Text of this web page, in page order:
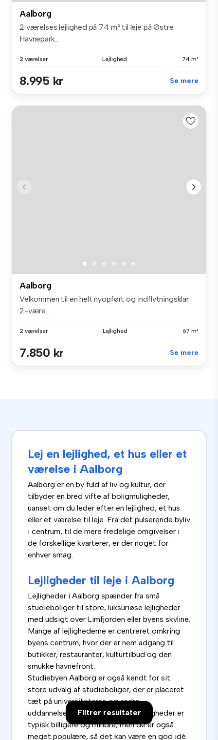
Filtrer resultater
Aalborg
2 værelses lejlighed på 74 m² til leje på Østre
Havnepark...
2 værelser Lejlighed 74 m²
8.995 kr Se mere
Aalborg
Velkommen til en helt nyopført og indflytningsklar
2-være...
2 værelser Lejlighed 67 m²
7.850 kr Se mere
Lej en lejlighed, et hus eller et
værelse i Aalborg
Aalborg er en by fuld af liv og kultur, der
tilbyder en bred vifte af boligmuligheder,
uanset om du leder efter en lejlighed, et hus
eller et værelse til leje. Fra det pulserende byliv
i centrum, til de mere fredelige omgivelser i
de forskellige kvarterer, er der noget for
enhver smag.
Lejligheder til leje i Aalborg
Lejligheder i Aalborg spænder fra små
studieboliger til store, luksuriøse lejligheder
med udsigt over Limfjorden eller byens skyline.
Mange af lejlighederne er centreret omkring
byens centrum, hvor der er nem adgang til
butikker, restauranter, kulturtilbud og den
smukke havnefront.
Studiebyen Aalborg er også kendt for sit
store udvalg af studieboliger, der er placeret
tæt på universiteterne og andre
uddannelsesinstitutioner. Disse lejligheder er
typisk billigere og mindre, men de er også
meget populære, så det kan være en god idé